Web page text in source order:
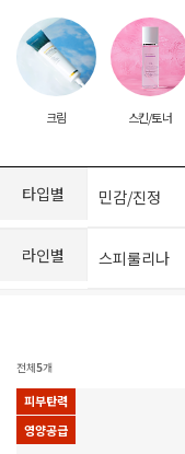
크림 스킨/토너
타입별 민감/진정
라인별 스피룰리나
전체5개
피부탄력
영양공급